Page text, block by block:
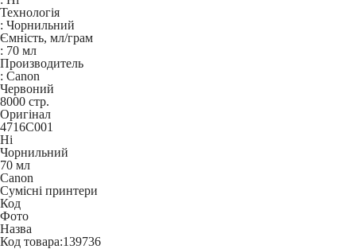
Технологія
: Чорнильний
Ємність, мл/грам
: 70 мл
Производитель
: Canon
Червоний
8000 стр.
Оригінал
4716C001
Ні
Чорнильний
70 мл
Canon
Сумісні принтери
Код
Фото
Назва
Код товара:139736